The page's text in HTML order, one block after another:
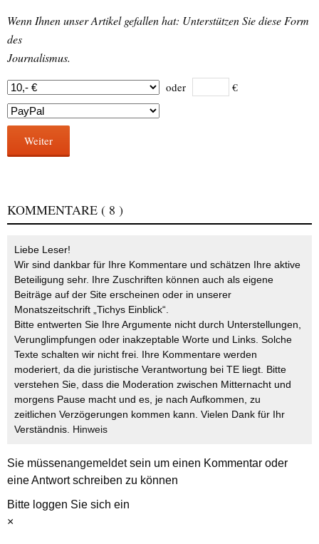
Wenn Ihnen unser Artikel gefallen hat: Unterstützen Sie diese Form
des
Journalismus.
oder €
Weiter
KOMMENTARE ( 8 )
Liebe Leser!
Wir sind dankbar für Ihre Kommentare und schätzen Ihre aktive
Beteiligung sehr. Ihre Zuschriften können auch als eigene
Beiträge auf der Site erscheinen oder in unserer
Monatszeitschrift „Tichys Einblick“.
Bitte entwerten Sie Ihre Argumente nicht durch Unterstellungen,
Verunglimpfungen oder inakzeptable Worte und Links. Solche
Texte schalten wir nicht frei. Ihre Kommentare werden
moderiert, da die juristische Verantwortung bei TE liegt. Bitte
verstehen Sie, dass die Moderation zwischen Mitternacht und
morgens Pause macht und es, je nach Aufkommen, zu
zeitlichen Verzögerungen kommen kann. Vielen Dank für Ihr
Verständnis. Hinweis
Sie müssenangemeldetsein um einen Kommentar oder
eine Antwort schreiben zu können
Bitte loggen Sie sich ein
×